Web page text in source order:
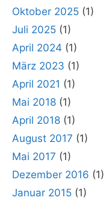
Oktober 2025 (1)
Juli 2025 (1)
April 2024 (1)
März 2023 (1)
April 2021 (1)
Mai 2018 (1)
April 2018 (1)
August 2017 (1)
Mai 2017 (1)
Dezember 2016 (1)
Januar 2015 (1)